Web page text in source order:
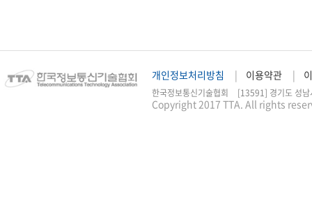
개인정보처리방침 이용약관
한국정보통신기술협회 [13591] 경기도 성
Copyright 2017 TTA. All rights